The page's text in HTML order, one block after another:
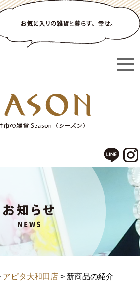
アピタ大和田店 > 新商品の紹介